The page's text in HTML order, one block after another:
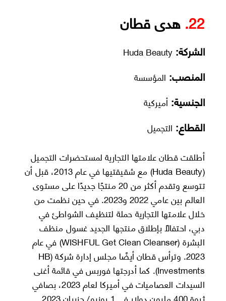
22. هدى قطان
الشركة:Huda Beauty
المنصب: المؤسسة
الجنسية:أميركية
القطاع: التجميل
أطلقت قطان علامتها التجارية لمستحضرات التجميل
(Huda Beauty) مع شقيقتيها في عام 2013، قبل أن
تتوسع وتقدم أكثر من 20 منتجًا جديدًا على مستوى
العالم بين عامي 2022 و2023. في حين نظمت من
خلال علامتها التجارية حملة لتنظيف الشواطئ في
دبي، احتفالًا بإطلاق منتجها الجديد غسول منظف
البشرة (WISHFUL Get Clean Cleanser) في عام
2023. وترأس قطان أيضًا مجلس إدارة شركة (HB
Investments). كما أدرجتها فوربس في قائمة أغنى
السيدات العصاميات في أميركا لعام 2023، بصافي
ثروة 400 مليون دولار في 1 يونيو/ حزيران 2023.